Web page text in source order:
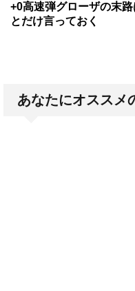
+0高速弾グローザの末
とだけ言っておく
あなたにオススメ